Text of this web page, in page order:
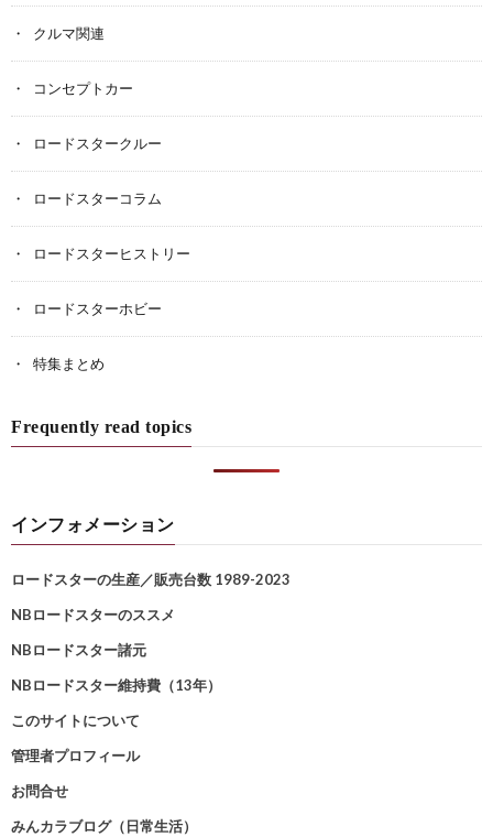
クルマ関連
コンセプトカー
ロードスタークルー
ロードスターコラム
ロードスターヒストリー
ロードスターホビー
特集まとめ
Frequently read topics
インフォメーション
ロードスターの生産／販売台数 1989-2023
NBロードスターのススメ
NBロードスター諸元
NBロードスター維持費（13年）
このサイトについて
管理者プロフィール
お問合せ
みんカラブログ（日常生活）